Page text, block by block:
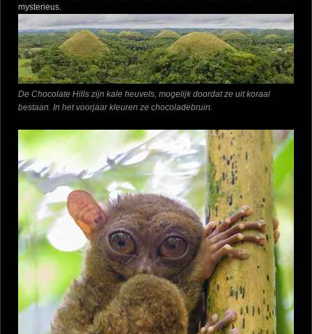
mysterieus.
De Chocolate Hills zijn kale heuvels, mogelijk doordat ze uit koraal
bestaan. In het voorjaar kleuren ze chocoladebruin.